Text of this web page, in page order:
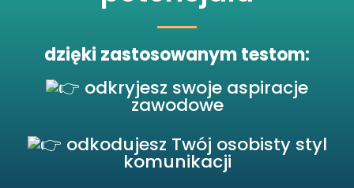
dzięki zastosowanym testom:
odkryjesz swoje aspiracje
zawodowe
odkodujesz Twój osobisty styl
komunikacji